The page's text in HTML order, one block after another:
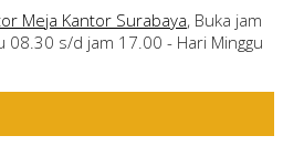
Meja Kantor Surabaya, Buka jam
s/d jam 17.00 - Hari Minggu